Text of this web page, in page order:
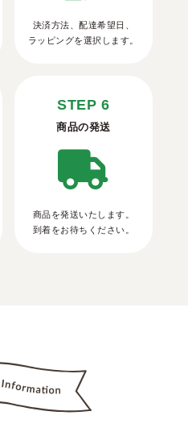
決済方法、配達希望日、
ラッピングを選択します。
STEP 6
商品の発送
商品を発送いたします。
到着をお待ちください。